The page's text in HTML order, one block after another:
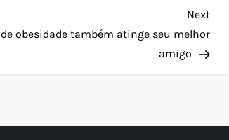
Next
obesidade também atinge seu melhor
amigo